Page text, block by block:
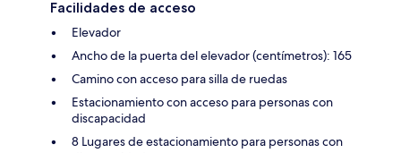
Facilidades de acceso
Elevador
Ancho de la puerta del elevador (centímetros): 165
Camino con acceso para silla de ruedas
Estacionamiento con acceso para personas con
discapacidad
8 Lugares de estacionamiento para personas con